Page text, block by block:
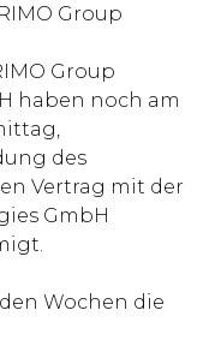
Group
Group
haben noch am
des
Vertrag mit der
GmbH
Wochen die